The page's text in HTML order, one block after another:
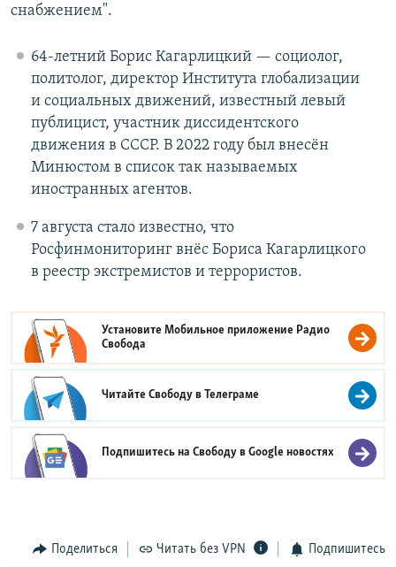
снабжением".
64-летний Борис Кагарлицкий — социолог,
политолог, директор Института глобализации
и социальных движений, известный левый
публицист, участник диссидентского
движения в СССР. В 2022 году был внесён
Минюстом в список так называемых
иностранных агентов.
7 августа стало известно, что
Росфинмониторинг внёс Бориса Кагарлицкого
в реестр экстремистов и террористов.
Установите Мобильное приложение Радио
Свобода
Читайте Свободу вТелеграме
Подпишитесь на Свободу вGoogle новостях
Поделиться Читать без VPN Подпишитесь